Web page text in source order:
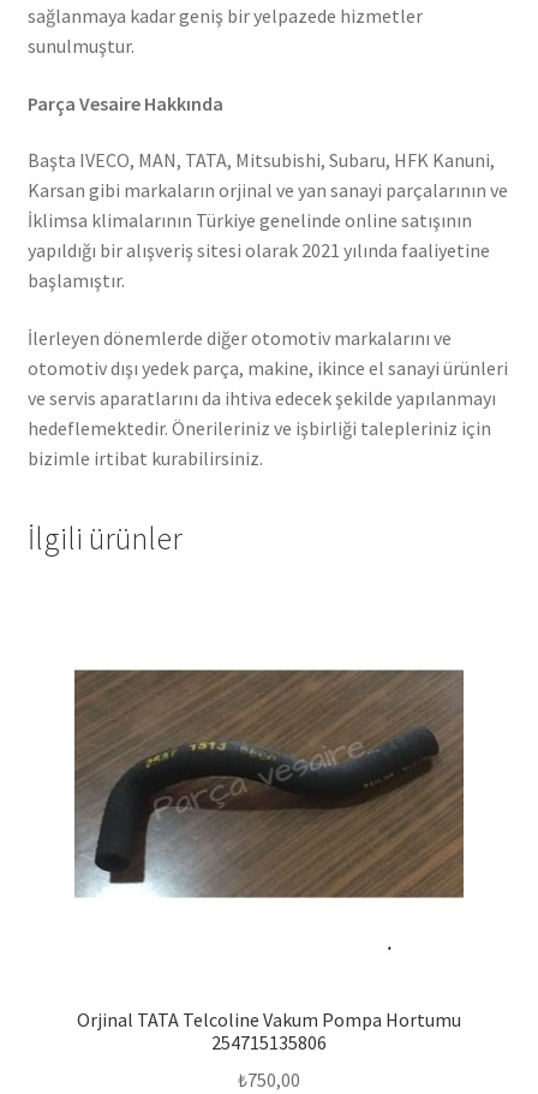
sağlanmaya kadar geniş bir yelpazede hizmetler
sunulmuştur.
Parça Vesaire Hakkında
Başta IVECO, MAN, TATA, Mitsubishi, Subaru, HFK Kanuni,
Karsan gibi markaların orjinal ve yan sanayi parçalarının ve
İklimsa klimalarının Türkiye genelinde online satışının
yapıldığı bir alışveriş sitesi olarak 2021 yılında faaliyetine
başlamıştır.
İlerleyen dönemlerde diğer otomotiv markalarını ve
otomotiv dışı yedek parça, makine, ikince el sanayi ürünleri
ve servis aparatlarını da ihtiva edecek şekilde yapılanmayı
hedeflemektedir. Önerileriniz ve işbirliği talepleriniz için
bizimle irtibat kurabilirsiniz.
İlgili ürünler
Orjinal TATA Telcoline Vakum Pompa Hortumu
254715135806
₺750,00